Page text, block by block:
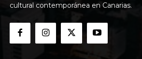
cultural contemporánea en Canarias.